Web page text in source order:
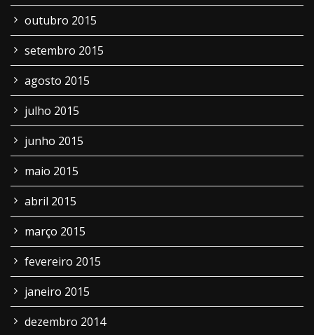
outubro 2015
setembro 2015
agosto 2015
julho 2015
junho 2015
maio 2015
abril 2015
março 2015
fevereiro 2015
janeiro 2015
dezembro 2014